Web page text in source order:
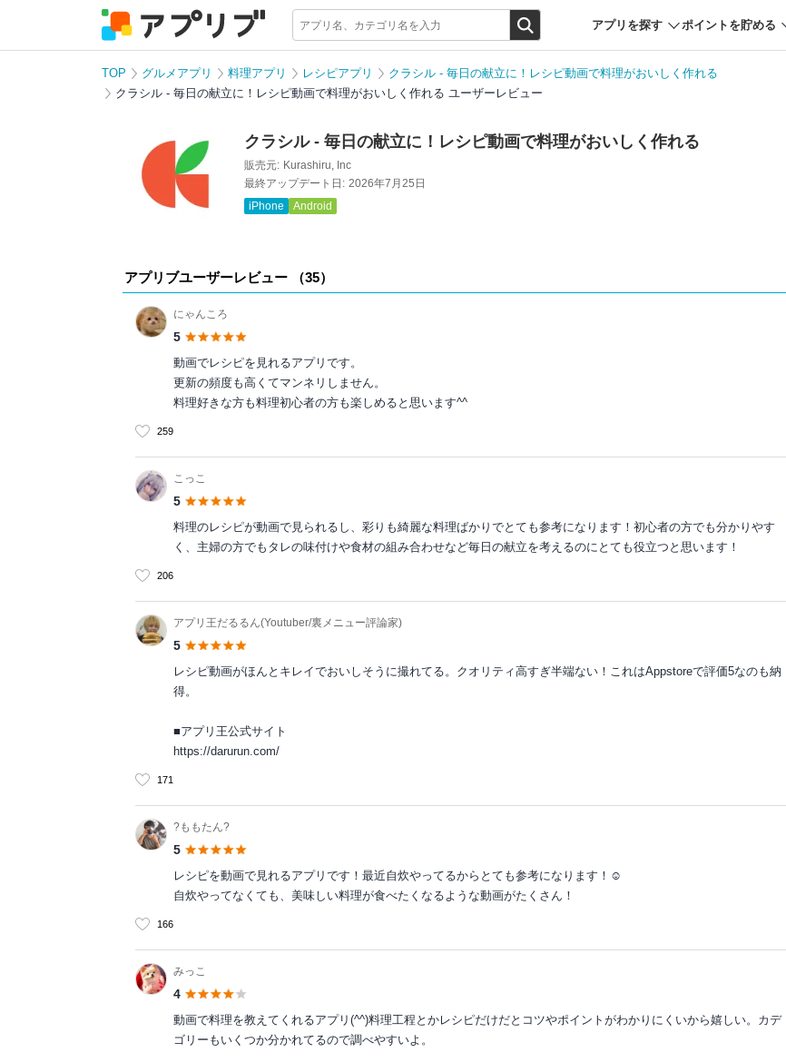
アプリを探す ポイントを貯める
TOP グルメアプリ 料理アプリ レシピアプリ
クラシル - 毎日の献立に！レシピ動画で料理がおいしく作れる
クラシル - 毎日の献立に！レシピ動画で料理がおいしく作れる ユーザーレビュー
クラシル - 毎日の献立に！レシピ動画で料理がおいしく作れる
販売元: Kurashiru, Inc
最終アップデート日: 2026年7月25日
iPhone
Android
アプリブユーザーレビュー （35）
にゃんころ
5
動画でレシピを見れるアプリです。
更新の頻度も高くてマンネリしません。
料理好きな方も料理初心者の方も楽しめると思います^^
259
こっこ
5
料理のレシピが動画で見られるし、彩りも綺麗な料理ばかりでとても参考になります！初心者の方でも分かりやす
く、主婦の方でもタレの味付けや食材の組み合わせなど毎日の献立を考えるのにとても役立つと思います！
206
アプリ王だるるん(Youtuber/裏メニュー評論家)
5
レシピ動画がほんとキレイでおいしそうに撮れてる。クオリティ高すぎ半端ない！これはAppstoreで評価5なのも納
得。
■アプリ王公式サイト
https://darurun.com/
171
?ももたん?
5
レシピを動画で見れるアプリです！最近自炊やってるからとても参考になります！☺️
自炊やってなくても、美味しい料理が食べたくなるような動画がたくさん！
166
みっこ
4
動画で料理を教えてくれるアプリ(^^)料理工程とかレシピだけだとコツやポイントがわかりにくいから嬉しい。カデ
ゴリーもいくつか分かれてるので調べやすいよ。